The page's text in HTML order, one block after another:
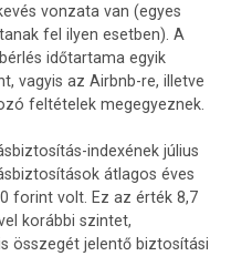
vonzata van (egyes
fel ilyen esetben). A
időtartama egyik
vagyis az Airbnb-re, illetve
feltételek megegyeznek.
indexének július
átlagos éves
forint volt. Ez az érték 8,7
korábbi szintet,
összegét jelentő biztosítási